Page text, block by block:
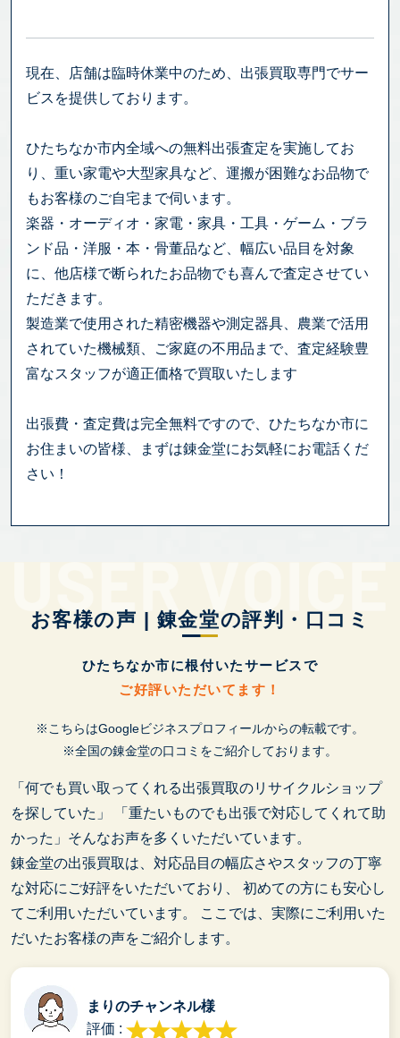
現在、店舗は臨時休業中のため、出張買取専門でサー
ビスを提供しております。
ひたちなか市内全域への無料出張査定を実施してお
り、重い家電や大型家具など、運搬が困難なお品物で
もお客様のご自宅まで伺います。
楽器・オーディオ・家電・家具・工具・ゲーム・ブラ
ンド品・洋服・本・骨董品など、幅広い品目を対象
に、他店様で断られたお品物でも喜んで査定させてい
ただきます。
製造業で使用された精密機器や測定器具、農業で活用
されていた機械類、ご家庭の不用品まで、査定経験豊
富なスタッフが適正価格で買取いたします
出張費・査定費は完全無料ですので、ひたちなか市に
お住まいの皆様、まずは錬金堂にお気軽にお電話くだ
さい！
お客様の声 | 錬金堂の評判・口コミ
ひたちなか市に根付いたサービスで
ご好評いただいてます！
※こちらはGoogleビジネスプロフィールからの転載です。
※全国の錬金堂の口コミをご紹介しております。
「何でも買い取ってくれる出張買取のリサイクルショップ
を探していた」
「重たいものでも出張で対応してくれて助
かった」そんなお声を多くいただいています。
錬金堂の出張買取は、対応品目の幅広さやスタッフの丁寧
な対応にご好評をいただいており、
初めての方にも安心し
てご利用いただいています。
ここでは、実際にご利用いた
だいたお客様の声をご紹介します。
まりのチャンネル様
評価 :